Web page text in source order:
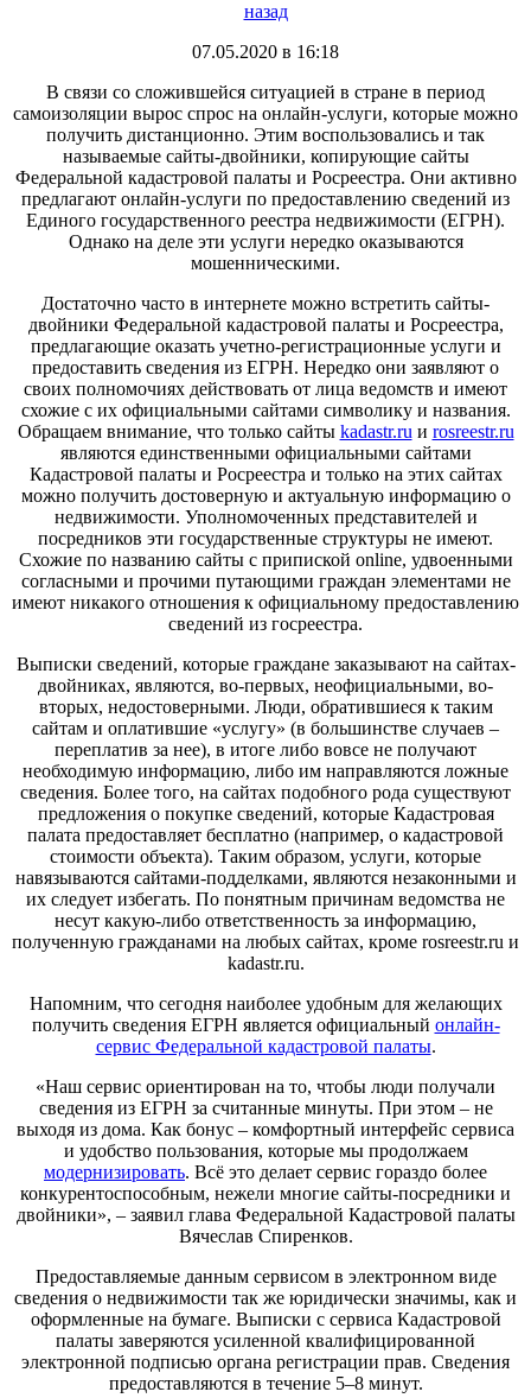
назад
07.05.2020 в 16:18
В связи со сложившейся ситуацией в стране в период
самоизоляции вырос спрос на онлайн-услуги, которые можно
получить дистанционно. Этим воспользовались и так
называемые сайты-двойники, копирующие сайты
Федеральной кадастровой палаты и Росреестра. Они активно
предлагают онлайн-услуги по предоставлению сведений из
Единого государственного реестра недвижимости (ЕГРН).
Однако на деле эти услуги нередко оказываются
мошенническими.
Достаточно часто в интернете можно встретить сайты-
двойники Федеральной кадастровой палаты и Росреестра,
предлагающие оказать учетно-регистрационные услуги и
предоставить сведения из ЕГРН. Нередко они заявляют о
своих полномочиях действовать от лица ведомств и имеют
схожие с их официальными сайтами символику и названия.
Обращаем внимание, что только сайты kadastr.ru и rosreestr.ru
являются единственными официальными сайтами
Кадастровой палаты и Росреестра и только на этих сайтах
можно получить достоверную и актуальную информацию о
недвижимости. Уполномоченных представителей и
посредников эти государственные структуры не имеют.
Схожие по названию сайты с припиской online, удвоенными
согласными и прочими путающими граждан элементами не
имеют никакого отношения к официальному предоставлению
сведений из госреестра.
Выписки сведений, которые граждане заказывают на сайтах-
двойниках, являются, во-первых, неофициальными, во-
вторых, недостоверными. Люди, обратившиеся к таким
сайтам и оплатившие «услугу» (в большинстве случаев –
переплатив за нее), в итоге либо вовсе не получают
необходимую информацию, либо им направляются ложные
сведения. Более того, на сайтах подобного рода существуют
предложения о покупке сведений, которые Кадастровая
палата предоставляет бесплатно (например, о кадастровой
стоимости объекта). Таким образом, услуги, которые
навязываются сайтами-подделками, являются незаконными и
их следует избегать. По понятным причинам ведомства не
несут какую-либо ответственность за информацию,
полученную гражданами на любых сайтах, кроме rosreestr.ru и
kadastr.ru.
Напомним, что сегодня наиболее удобным для желающих
получить сведения ЕГРН является официальный онлайн-
сервис Федеральной кадастровой палаты.
«Наш сервис ориентирован на то, чтобы люди получали
сведения из ЕГРН за считанные минуты. При этом – не
выходя из дома. Как бонус – комфортный интерфейс сервиса
и удобство пользования, которые мы продолжаем
модернизировать. Всё это делает сервис гораздо более
конкурентоспособным, нежели многие сайты-посредники и
двойники», – заявил глава Федеральной Кадастровой палаты
Вячеслав Спиренков.
Предоставляемые данным сервисом в электронном виде
сведения о недвижимости так же юридически значимы, как и
оформленные на бумаге. Выписки с сервиса Кадастровой
палаты заверяются усиленной квалифицированной
электронной подписью органа регистрации прав. Сведения
предоставляются в течение 5–8 минут.